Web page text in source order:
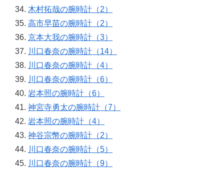
木村拓哉の腕時計（2）
高市早苗の腕時計（2）
京本大我の腕時計（3）
川口春奈の腕時計（14）
川口春奈の腕時計（4）
川口春奈の腕時計（6）
岩本照の腕時計（6）
神宮寺勇太の腕時計（7）
岩本照の腕時計（4）
神谷宗幣の腕時計（2）
川口春奈の腕時計（5）
川口春奈の腕時計（9）